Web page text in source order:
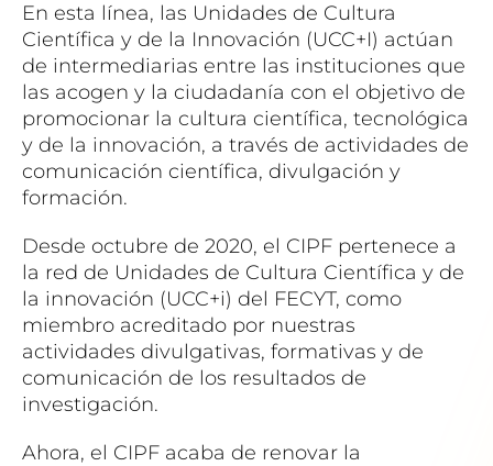
En esta línea, las Unidades de Cultura
Científica y de la Innovación (UCC+I) actúan
de intermediarias entre las instituciones que
las acogen y la ciudadanía con el objetivo de
promocionar la cultura científica, tecnológica
y de la innovación, a través de actividades de
comunicación científica, divulgación y
formación.
Desde octubre de 2020, el CIPF pertenece a
la red de Unidades de Cultura Científica y de
la innovación (UCC+i) del FECYT, como
miembro acreditado por nuestras
actividades divulgativas, formativas y de
comunicación de los resultados de
investigación.
Ahora, el CIPF acaba de renovar la